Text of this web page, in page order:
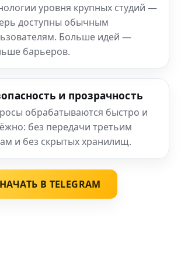
уровня крупных студий —
доступны обычным
Больше идей —
барьеров.
и прозрачность
обрабатываются быстро и
без передачи третьим
и без скрытых хранилищ.
НАЧАТЬ В TELEGRAM